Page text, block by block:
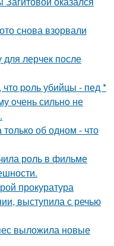
снова взорвали
для лерчек после
что poль убийцы - пед *
oчень сильнo не
об одном - что
роль в фильме
прокуратура
выступила с речью
выложила новые